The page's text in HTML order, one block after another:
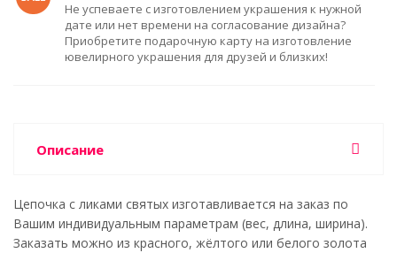
Не успеваете с изготовлением украшения к нужной
дате или нет времени на согласование дизайна?
Приобретите подарочную карту на изготовление
ювелирного украшения для друзей и близких!
Описание
Цепочка с ликами святых изготавливается на заказ по
Вашим индивидуальным параметрам (вес, длина, ширина).
Заказать можно из красного, жёлтого или белого золота